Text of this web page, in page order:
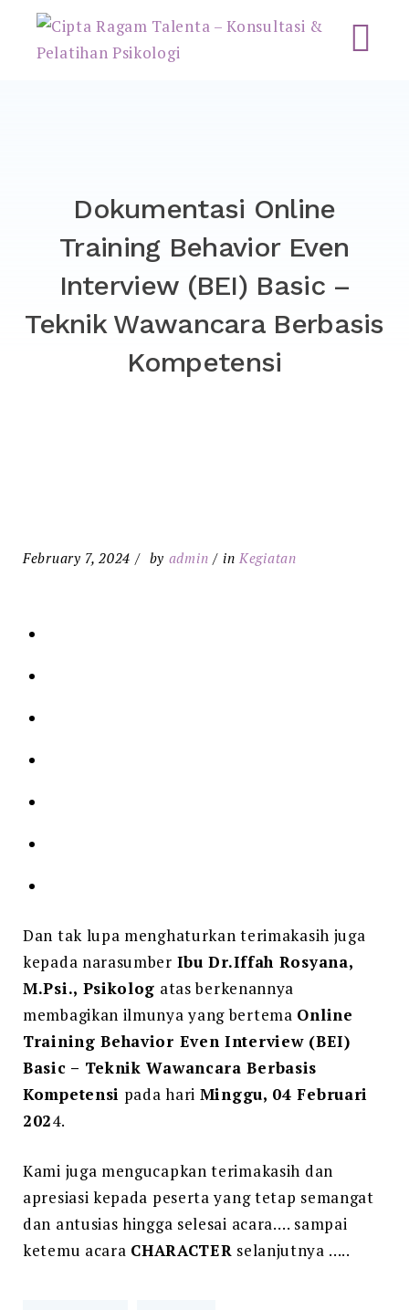
Cipta Ragam Talenta –
Konsultasi & Pelatihan
Psikologi
Dokumentasi Online
Training Behavior Even
Interview (BEI) Basic –
Teknik Wawancara Berbasis
Kompetensi
February 7, 2024 by admin inKegiatan
Dan tak lupa menghaturkan terimakasih juga
kepada narasumber Ibu Dr.Iffah Rosyana,
M.Psi., Psikolog atas berkenannya
membagikan ilmunya yang bertema Online
Training Behavior Even Interview (BEI)
Basic – Teknik Wawancara Berbasis
Kompetensi pada hari Minggu, 04 Februari
2024.
Kami juga mengucapkan terimakasih dan
apresiasi kepada peserta yang tetap semangat
dan antusias hingga selesai acara…. sampai
ketemu acara CHARACTER selanjutnya …..